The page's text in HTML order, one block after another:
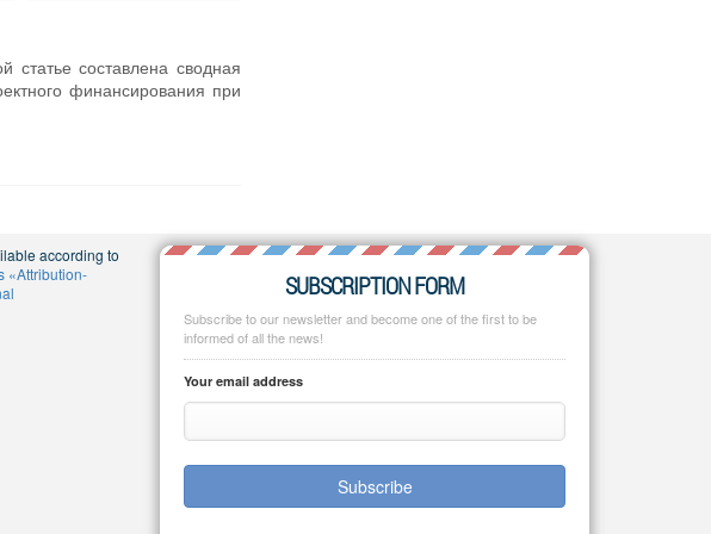
статье составлена сводная
финансирования при
according to
«Attribution-
SUBSCRIPTION FORM
Subscribe to our newsletter and become one of the first to be
informed of all the news!
Your email address
Subscribe